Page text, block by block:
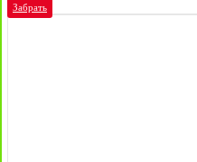
Забрать